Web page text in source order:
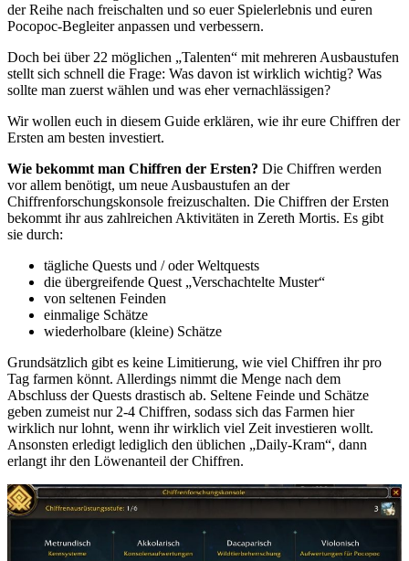
der Reihe nach freischalten und so euer Spielerlebnis und euren
Pocopoc-Begleiter anpassen und verbessern.
Doch bei über 22 möglichen „Talenten“ mit mehreren Ausbaustufen
stellt sich schnell die Frage: Was davon ist wirklich wichtig? Was
sollte man zuerst wählen und was eher vernachlässigen?
Wir wollen euch in diesem Guide erklären, wie ihr eure Chiffren der
Ersten am besten investiert.
Wie bekommt man Chiffren der Ersten? Die Chiffren werden
vor allem benötigt, um neue Ausbaustufen an der
Chiffrenforschungskonsole freizuschalten. Die Chiffren der Ersten
bekommt ihr aus zahlreichen Aktivitäten in Zereth Mortis. Es gibt
sie durch:
tägliche Quests und / oder Weltquests
die übergreifende Quest „Verschachtelte Muster“
von seltenen Feinden
einmalige Schätze
wiederholbare (kleine) Schätze
Grundsätzlich gibt es keine Limitierung, wie viel Chiffren ihr pro
Tag farmen könnt. Allerdings nimmt die Menge nach dem
Abschluss der Quests drastisch ab. Seltene Feinde und Schätze
geben zumeist nur 2-4 Chiffren, sodass sich das Farmen hier
wirklich nur lohnt, wenn ihr wirklich viel Zeit investieren wollt.
Ansonsten erledigt lediglich den üblichen „Daily-Kram“, dann
erlangt ihr den Löwenanteil der Chiffren.